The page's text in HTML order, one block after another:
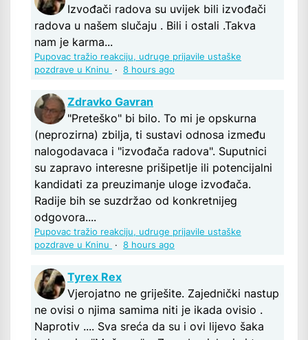
Izvođači radova su uvijek bili izvođači
radova u našem slučaju . Bili i ostali .Takva
nam je karma...
Pupovac tražio reakciju, udruge prijavile ustaške
pozdrave u Kninu
· 8 hours ago
Zdravko Gavran
"Preteško" bi bilo. To mi je opskurna
(neprozirna) zbilja, ti sustavi odnosa između
nalogodavaca i "izvođača radova". Suputnici
su zapravo interesne prišipetlje ili potencijalni
kandidati za preuzimanje uloge izvođača.
Radije bih se suzdržao od konkretnijeg
odgovora....
Pupovac tražio reakciju, udruge prijavile ustaške
pozdrave u Kninu
· 8 hours ago
Tyrex Rex
Vjerojatno ne griješite. Zajednički nastup
ne ovisi o njima samima niti je ikada ovisio .
Naprotiv .... Sva sreća da su i ovi lijevo šaka